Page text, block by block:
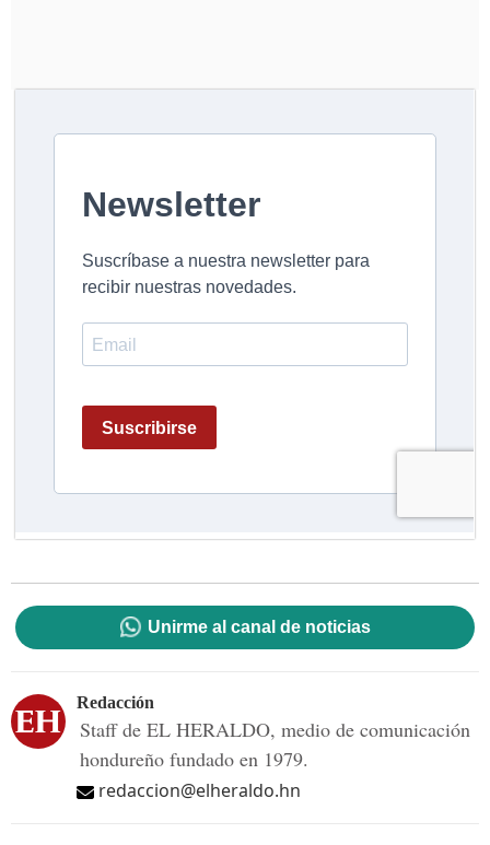
Unirme al canal de noticias
Redacción
Staff de EL HERALDO, medio de comunicación
hondureño fundado en 1979.
redaccion@elheraldo.hn